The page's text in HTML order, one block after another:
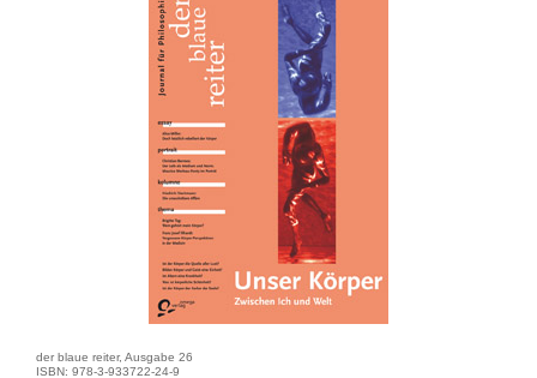
der blaue reiter, Ausgabe 26
ISBN: 978-3-933722-24-9